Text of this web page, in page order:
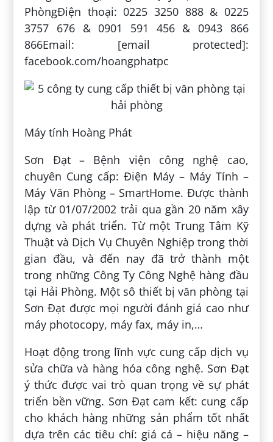
PhòngĐiện thoại: 0225 3250 888 & 0225
3757 676 & 0901 591 456 & 0943 866
866Email: [email protected]:
facebook.com/hoangphatpc
Máy tính Hoàng Phát
Sơn Đạt – Bệnh viện công nghệ cao,
chuyên Cung cấp: Điện Máy – Máy Tính –
Máy Văn Phòng – SmartHome. Được thành
lập từ 01/07/2002 trải qua gần 20 năm xây
dựng và phát triển. Từ một Trung Tâm Kỹ
Thuật và Dịch Vụ Chuyên Nghiệp trong thời
gian đầu, và đến nay đã trở thành một
trong những Công Ty Công Nghệ hàng đầu
tại Hải Phòng. Một sô thiết bị văn phòng tại
Sơn Đạt được mọi người đánh giá cao như
máy photocopy, máy fax, máy in,…
Hoạt động trong lĩnh vực cung cấp dịch vụ
sửa chữa và hàng hóa công nghệ. Sơn Đạt
ý thức được vai trò quan trọng về sự phát
triển bền vững. Sơn Đạt cam kết: cung cấp
cho khách hàng những sản phẩm tốt nhất
dựa trên các tiêu chí: giá cá – hiệu năng –